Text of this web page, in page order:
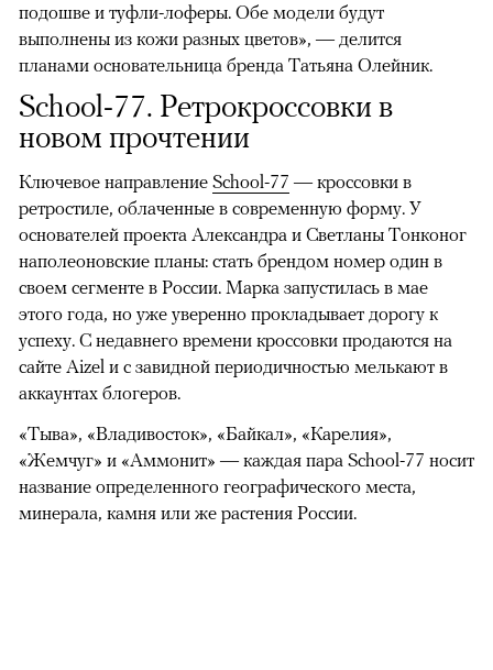
подошве и туфли-лоферы. Обе модели будут
выполнены из кожи разных цветов», — делится
планами основательница бренда Татьяна Олейник.
School-77. Ретрокроссовки в
новом прочтении
Ключевое направление School-77 — кроссовки в
ретростиле, облаченные в современную форму. У
основателей проекта Александра и Светланы Тонконог
наполеоновские планы: стать брендом номер один в
своем сегменте в России. Марка запустилась в мае
этого года, но уже уверенно прокладывает дорогу к
успеху. С недавнего времени кроссовки продаются на
сайте Aizel и с завидной периодичностью мелькают в
аккаунтах блогеров.
«Тыва», «Владивосток», «Байкал», «Карелия»,
«Жемчуг» и «Аммонит» — каждая пара School-77 носит
название определенного географического места,
минерала, камня или же растения России.